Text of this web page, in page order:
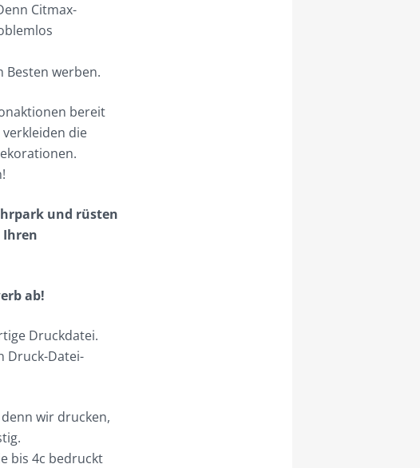
Citmax-
Besten werben.
bereit
die
und rüsten
Ihren
ab!
Druckdatei.
Druck-Datei-
wir drucken,
bis 4c bedruckt